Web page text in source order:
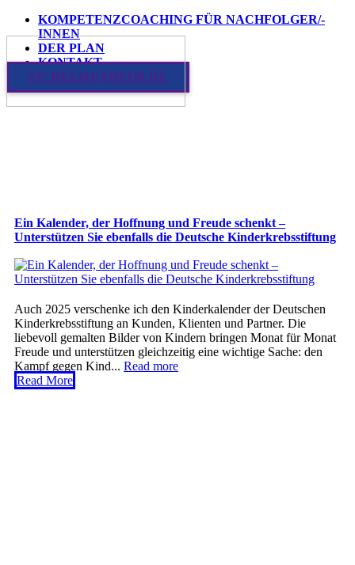
KOMPETENZCOACHING FÜR NACHFOLGER/-
INNEN
DER PLAN
KONTAKT
ZU HELMUTHEIM.DE
Ein Kalender, der Hoffnung und Freude schenkt –
Unterstützen Sie ebenfalls die Deutsche Kinderkrebsstiftung
Auch 2025 verschenke ich den Kinderkalender der Deutschen
Kinderkrebsstiftung an Kunden, Klienten und Partner. Die
liebevoll gemalten Bilder von Kindern bringen Monat für Monat
Freude und unterstützen gleichzeitig eine wichtige Sache: den
Kampf gegen Kind... Read more
Read More